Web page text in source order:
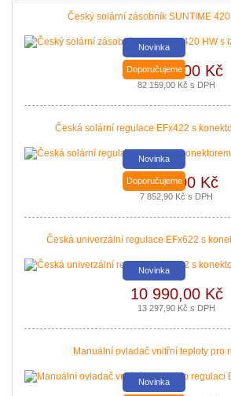
Nová zelená úsporám a Kotlíkové dotace
|více zde ..
Český solární zásobník SUNTIME
Novinka
Doporučujeme
67 900,00 Kč
82 159,00 Kč s DPH
Česká solární regulace EFx422 s
Novinka
Doporučujeme
6 490,00 Kč
7 852,90 Kč s DPH
Česká univerzální regulace EFx622 s
Novinka
10 990,00 Kč
13 297,90 Kč s DPH
Manuální ovladač vnitřní teploty pro
Novinka